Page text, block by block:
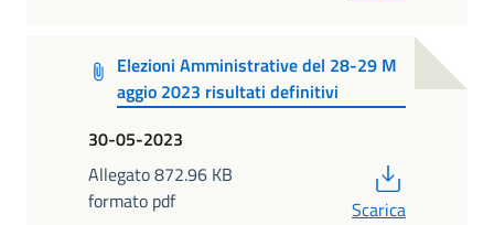
Elezioni Amministrative del 28-29 M
aggio 2023 risultati definitivi
30-05-2023
Allegato 872.96 KB
formato pdf
Scarica